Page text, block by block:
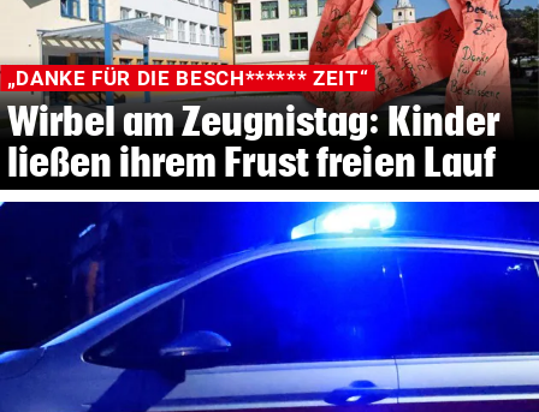
„DANKE FÜR DIE BESCH****** ZEIT“
Wirbel am Zeugnistag: Kinder
ließen ihrem Frust freien Lauf